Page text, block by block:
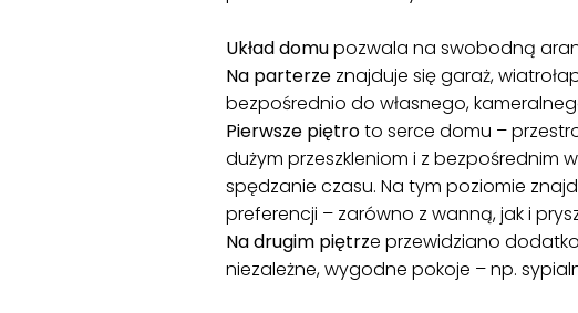
Układ domupozwala na swobodną
Na parterze znajduje się garaż,
bezpośrednio do własnego,
Pierwsze piętroto serce domu –
dużym przeszkleniom i z bezpośrednim
spędzanie czasu. Na tym poziomie
preferencji – zarówno z wanną, jak i
Na drugim piętrze przewidziano
niezależne, wygodne pokoje – np.